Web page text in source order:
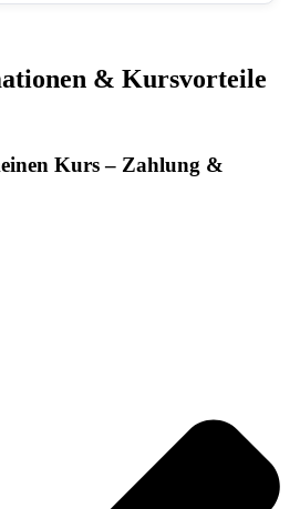
& Kursvorteile
Kurs – Zahlung &